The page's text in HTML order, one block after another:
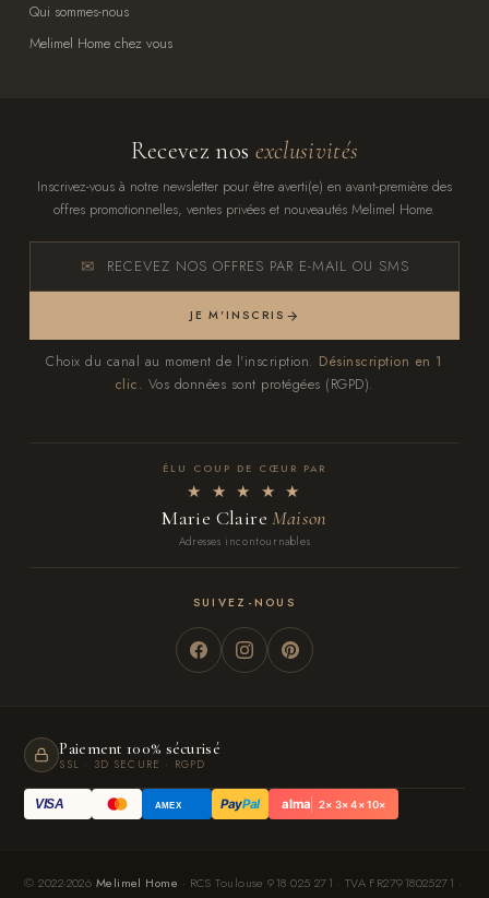
Qui sommes-nous
Melimel Home chez vous
Recevez nos exclusivités
Inscrivez-vous à notre newsletter pour être averti(e) en avant-première des
offres promotionnelles, ventes privées et nouveautés Melimel Home.
RECEVEZ NOS OFFRES PAR E-MAIL OU SMS
JE M'INSCRIS
Choix du canal au moment de l'inscription. Désinscription en 1
clic. Vos données sont protégées (RGPD).
ÉLU COUP DE CŒUR PAR
★ ★ ★ ★ ★
Marie ClaireMaison
Adresses incontournables
SUIVEZ-NOUS
Paiement 100% sécurisé
SSL · 3D SECURE · RGPD
VISA AMEX PayPal alma 2× 3× 4× 10×
© 2022-2026 Melimel Home · RCS Toulouse 918 025 271 · TVA FR27918025271 ·